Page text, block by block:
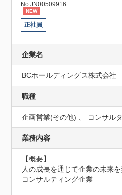
No.JN00509916
NEW
正社員
企業名
BCホールディングス株式会社
職種
企画営業(その他) 、 コンサル
業務内容
【概要】
人の成長を通じて企業の未来
コンサルティング企業